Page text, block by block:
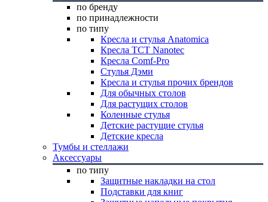
по бренду
по принадлежности
по типу
Кресла и стулья Anatomica
Кресла TCT Nanotec
Кресла Comf-Pro
Стулья Дэми
Кресла и стулья прочих брендов
Для обычных столов
Для растущих столов
Коленные стулья
Детские растущие стулья
Детские кресла
Тумбы и стеллажи
Аксессуары
по типу
Защитные накладки на стол
Подставки для книг